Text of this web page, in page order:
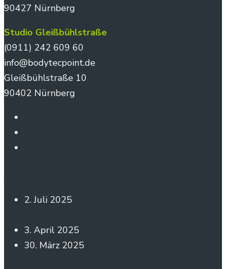
90427 Nürnberg
Studio Gleißbühlstraße
(0911) 242 609 60
info@bodytecpoint.de
Gleißbühlstraße 10
90402 Nürnberg
2. Juli 2025
3. April 2025
30. März 2025